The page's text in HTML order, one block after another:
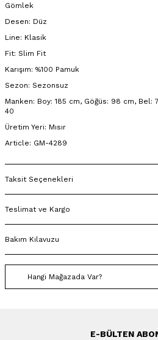
Gömlek
Desen: Düz
Line: Klasik
Fit: Slim Fit
Karışım: %100 Pamuk
Sezon: Sezonsuz
Manken: Boy: 185 cm, Göğüs: 98 cm,
40
Üretim Yeri: Mısır
Article: GM-4289
Taksit Seçenekleri
Teslimat ve Kargo
Bakım Kılavuzu
Hangi Mağazada Var?
E-BÜLTEN